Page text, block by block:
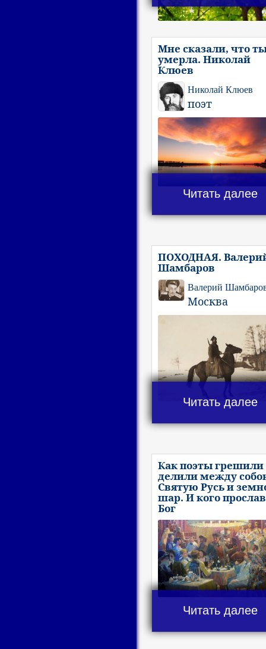
Мне сказали, что
умерла. Николай
Клюев
Николай Клюев
поэт
Читать далее
ПОХОДНАЯ.
Шамбаров
Валерий
Москва
Читать далее
Как поэты грешили
делили между
Святую Русь и
шар. И кого
Бог
Читать далее